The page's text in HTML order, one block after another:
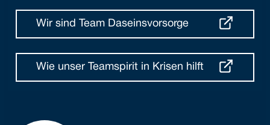
Wir sind Team Daseinsvorsorge
Wie unser Teamspirit in Krisen hilft